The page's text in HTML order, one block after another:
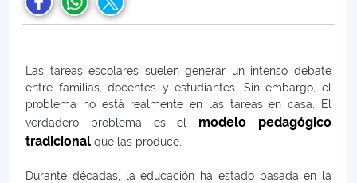
Las tareas escolares suelen generar un intenso debate
entre familias, docentes y estudiantes. Sin embargo, el
problema no está realmente en las tareas en casa. El
verdadero problema es el modelo pedagógico
tradicional que las produce.
Durante décadas, la educación ha estado basada en la